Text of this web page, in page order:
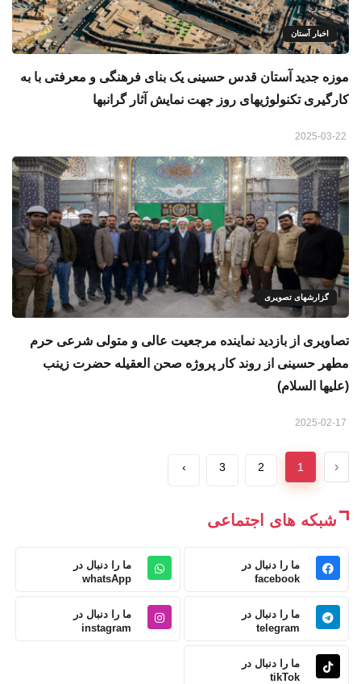
اخبار آستان
موزه جدید آستان قدس حسینی یک بنای فرهنگی و معرفتی با به
کارگیری تکنولوژیهای روز جهت نمایش آثار گرانبها
گزارشهای تصویری
تصاویری از بازدید نماینده مرجعیت عالی و متولی شرعی حرم
مطهر حسینی از روند کار پروژه صحن العقیله حضرت زینب
(علیها السلام)
‹
1
2
3
›
شبکه های اجتماعی
ما را دنبال در
facebook
ما را دنبال در
whatsApp
ما را دنبال در
telegram
ما را دنبال در
instagram
ما را دنبال در
tikTok